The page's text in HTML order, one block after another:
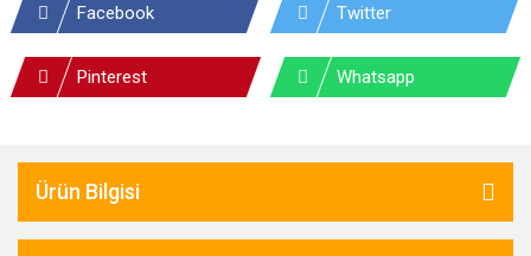
Facebook Twitter
Pinterest Whatsapp
Ürün Bilgisi